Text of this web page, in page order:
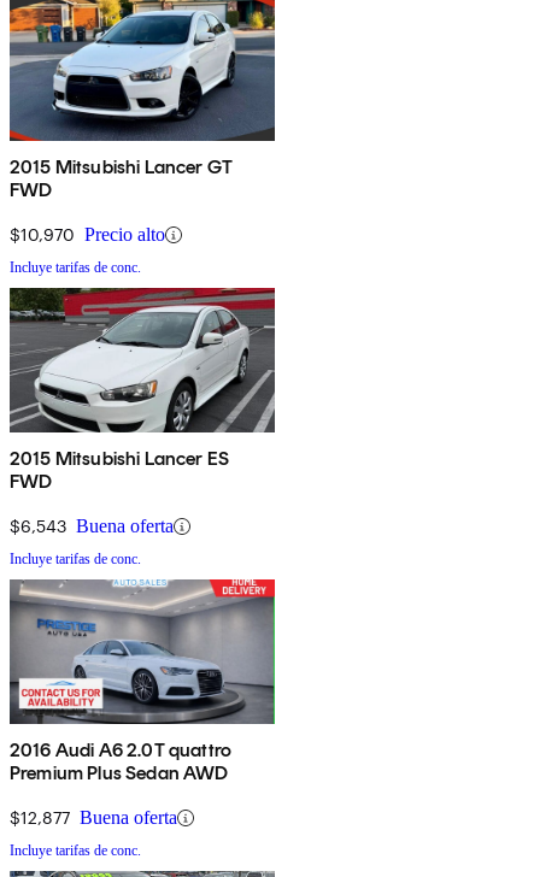
2015 Mitsubishi Lancer GT
FWD
$10,970 Precio alto
Incluye tarifas de conc.
2015 Mitsubishi Lancer ES
FWD
$6,543 Buena oferta
Incluye tarifas de conc.
2016 Audi A6 2.0T quattro
Premium Plus Sedan AWD
$12,877 Buena oferta
Incluye tarifas de conc.